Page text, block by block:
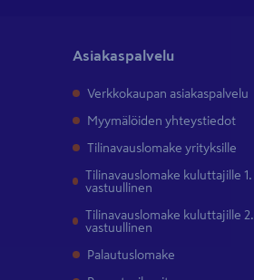
Asiakaspalvelu
Verkkokaupan asiakaspalvelu
Myymälöiden yhteystiedot
Tilinavauslomake yrityksille
Tilinavauslomake kuluttajille 1.
vastuullinen
Tilinavauslomake kuluttajille 2.
vastuullinen
Palautuslomake